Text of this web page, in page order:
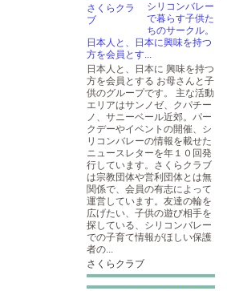
シリコンバレー
で暮らす子供た
ちのサークル。
日本人と、日本に興味を持つ
方を会員とす...
日本人と、日本に 興味を持つ
方を会員とする お母さんと子
供のグループです。 主な活動
エリアはサンノゼ、クパチー
ノ、サニーベール近郊。パー
クデーやイベントの開催、シ
リコンバレーの情報を載せた
ニュースレターを年１０回発
行しています。さくらクラブ
は宗教団体や営利団体とは無
関係で、会員の有志によって
運営しています。友達の輪を
広げたい、子供の遊び相手を
探している、シリコンバレー
での子育て情報がほしい保護
者の...
さくらクラブ